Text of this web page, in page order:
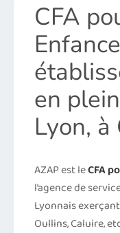
CFA
en
Lyon,
AZAP est leCFA
l’agence de
Lyonnais
Oullins, Caluire,